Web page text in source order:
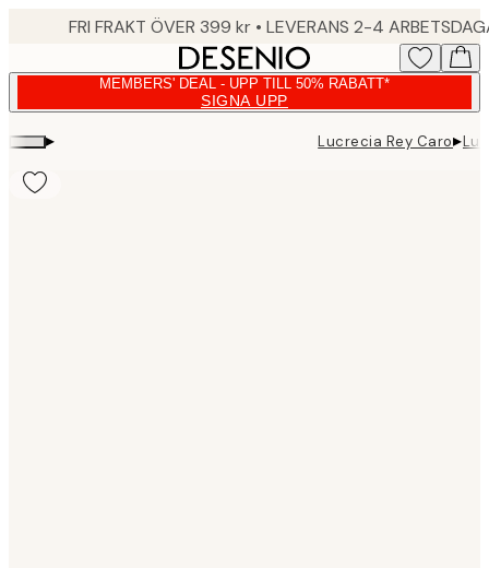
FRI FRAKT ÖVER 399 kr • LEVERANS 2-4
MEMBERS' DEAL - UPP TILL 50% RABATT*
SIGNA UPP
▸ Lucrecia Rey Caro▸